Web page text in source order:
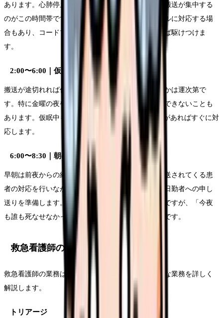
あります。心肺停止や重症外傷など、命に直結する搬送が集中する
のがこの時間帯です。院内の各病棟からの急変コールに対応する場
合もあり、コードブルー（院内緊急コール）が鳴れば駆けつけま
す。
2:00〜6:00｜仮眠・待機・搬送対応
搬送が途切れれば仮眠を取りますが、実際に眠れるかは運次第で
す。特に金曜の夜や連休中は搬送が絶えず、一睡もできないことも
あります。仮眠中もPHSは手元に置き、搬送の連絡があればすぐに対
応します。
6:00〜8:30｜朝の搬送・日勤への引き継ぎ
早朝は前夜からの経過観察患者の対応や、朝方に搬送されてくる患
者の対応を行いながら、夜間の搬送記録を整理し、日勤者への申し
送りを準備します。夜勤明けの疲労はかなりのものですが、「今夜
も誰も死なせなかった」と思えた時の安堵感は格別です。
救急看護師の主な業務内容
救急看護師の業務は多岐にわたりますが、特に重要な業務を詳しく
解説します。
トリアージ